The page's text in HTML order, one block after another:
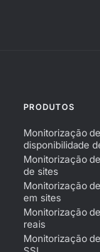
PRODUTOS
Monitorização de
disponibilidade
Monitorização
de sites
Monitorização
em sites
Monitorização
reais
Monitorização